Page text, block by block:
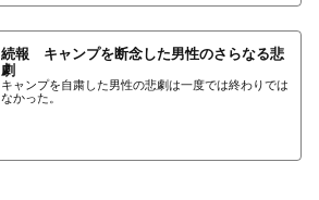
続報 キャンプを断念した男性のさらなる悲
劇
キャンプを自粛した男性の悲劇は一度では終わりでは
なかった。